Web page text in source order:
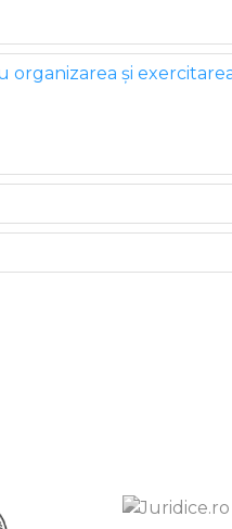
organizarea şi